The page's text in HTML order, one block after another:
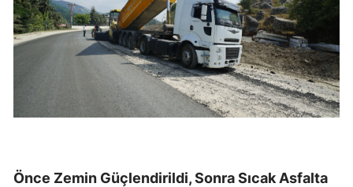
Önce Zemin Güçlendirildi, Sonra Sıcak Asfalta